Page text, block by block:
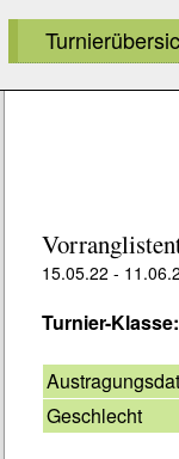
15.05.22 -
Turnier-
Geschlecht